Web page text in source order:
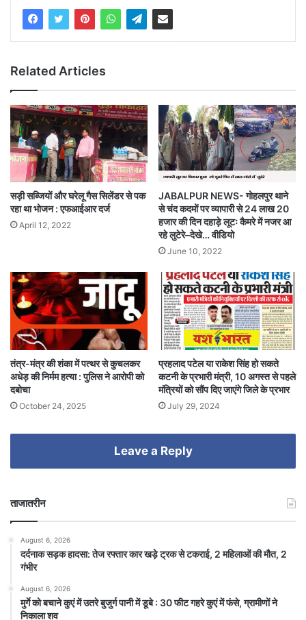
Related Articles
सड़ी सब्जियों और घरेलू गैस सिलेंडर से पक
रहा था भोजन : एफआईआर दर्ज
April 12, 2022
JABALPUR NEWS- गोहलपुर थाने
से चंद कदमों पर व्यापारी से 24 लाख 20
हजार की दिन दहाड़े लूटः कैमरे में नजर आ
रहे लुटेरे–देखे… वीडियो
June 10, 2022
तंत्र-मंत्र की शंका में पत्थर से कुचलकर
अधेड़ की निर्मम हत्या : पुलिस ने आरोपी को
दबोचा
October 24, 2025
प्रहलाद पटेल या राकेश सिंह हो सकते
कटनी के प्रभारी मंत्री, 10 अगस्त से पहले
मंत्रियों को सौंप दिए जाएंगे जिले के प्रभार
July 29, 2024
Leave a Reply
ताजातरीन
August 6, 2026
दर्दनाक सड़क हादसा: तेज रफ्तार कार खड़े ट्रक से टकराई, 2 महिलाओं की मौत, 2
गंभीर
August 6, 2026
मुर्गे को बचाने कुएं में उतरे बुजुर्ग पानी में डूबे : 30 फीट गहरे कुएं में फंसे, ग्रामीणों ने
निकाला शव